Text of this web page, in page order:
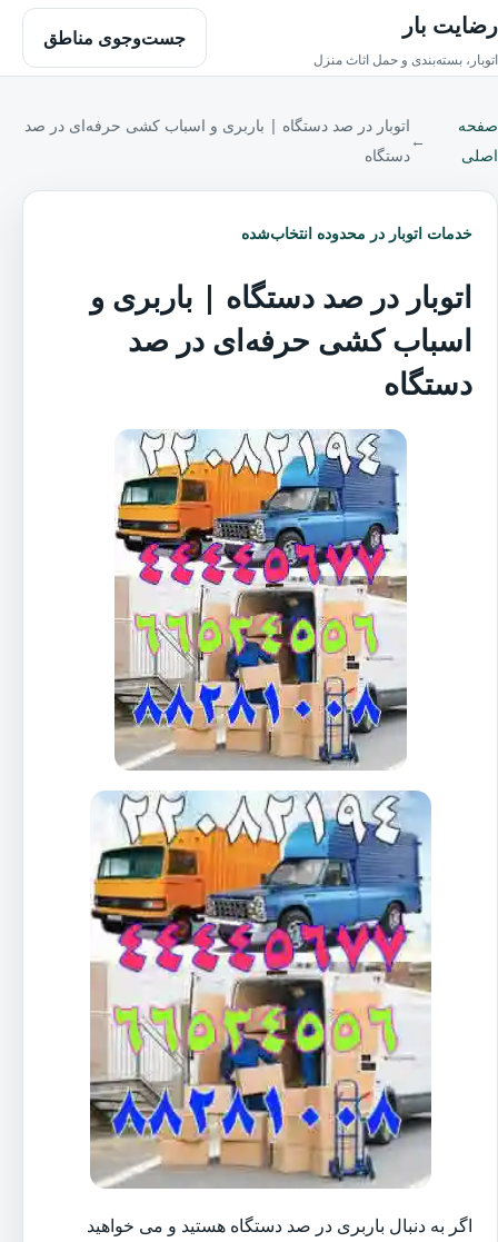
رضایت بار
اتوبار، بسته‌بندی و حمل اثاث منزل
جست‌وجوی مناطق
صفحه
اصلی
←
اتوبار در صد دستگاه | باربری و اسباب کشی حرفه‌ای در صد
دستگاه
خدمات اتوبار در محدوده انتخاب‌شده
اتوبار در صد دستگاه | باربری و
اسباب کشی حرفه‌ای در صد
دستگاه
اگر به دنبال باربری در صد دستگاه هستید و می خواهید